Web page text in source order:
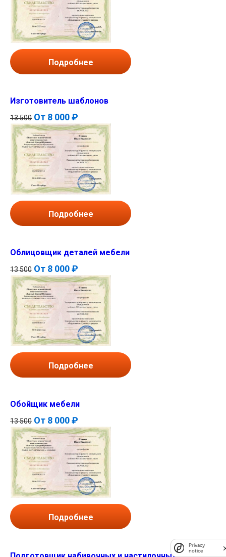
Подробнее
Изготовитель шаблонов
13 500 От 8 000 ₽
Подробнее
Облицовщик деталей мебели
13 500 От 8 000 ₽
Подробнее
Обойщик мебели
13 500 От 8 000 ₽
Подробнее
Privacy
notice